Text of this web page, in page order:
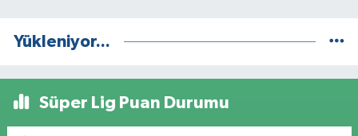
Yükleniyor...
Süper Lig Puan Durumu